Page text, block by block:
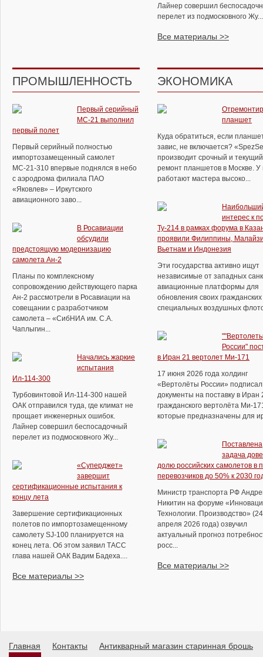
Лайнер совершил
перелет из подмосковного Жу...
Все материалы >>
ПРОМЫШЛЕННОСТЬ
Первый серийный
МС-21 выполнил
первый полет
Первый серийный полностью
импортозамещенный самолет
МС-21-310 впервые поднялся в небо
с аэродрома филиала ПАО
«Яковлев» – Иркутского
авиационного заво...
В Росавиации
обсудили
предстоящую модернизацию
самолета Ан-2
Планы по комплексному
сопровождению действующего парка
Ан-2 рассмотрели в Росавиации на
совещании с разработчиком
самолета – «СибНИА им. С.А.
Чаплыгин...
Начались жаркие
испытания
Ил-114-300
Турбовинтовой Ил-114-300 нашей
ОАК отправился туда, где климат не
прощает инженерных ошибок.
Лайнер совершил беспосадочный
перелет из подмосковного Жу...
«Суперджет»
завершит
сертификационные испытания к
концу лета
Завершение сертификационных
полетов по импортозамещенному
самолету SJ-100 планируется на
конец лета. Об этом заявил ТАСС
глава нашей ОАК Вадим Бадеха....
Все материалы >>
ЭКОНОМИКА
планшет
Куда обратиться, если
завис, не включается?
производит срочный и текущий
ремонт планшетов в Москве. У
работают мастера высоко...
интерес к
Ту-214 в рамках форума в
проявили Филиппины,
Вьетнам и Индонезия
Эти государства активно ищут
независимые от западных
авиационные платформы для
обновления своих
специальных воздушных
России"
в Иран 21 вертолет Ми-171
17 июня 2026 года холдинг
«Вертолёты России» подписал
документы на поставку в Иран
гражданского вертолёта Ми-
которые предназначены для
Поставлена
задача
долю российских самолетов в
перевозчиков до 50% к 2030
Министр транспорта РФ
Никитин на форуме
Технологии. Производство» (24
апреля 2026 года) озвучил
актуальный прогноз
росс...
Все материалы >>
Главная Контакты Антикварный магазин старинная брошь